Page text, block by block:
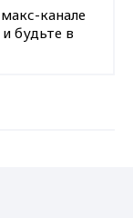
канале
будьте в